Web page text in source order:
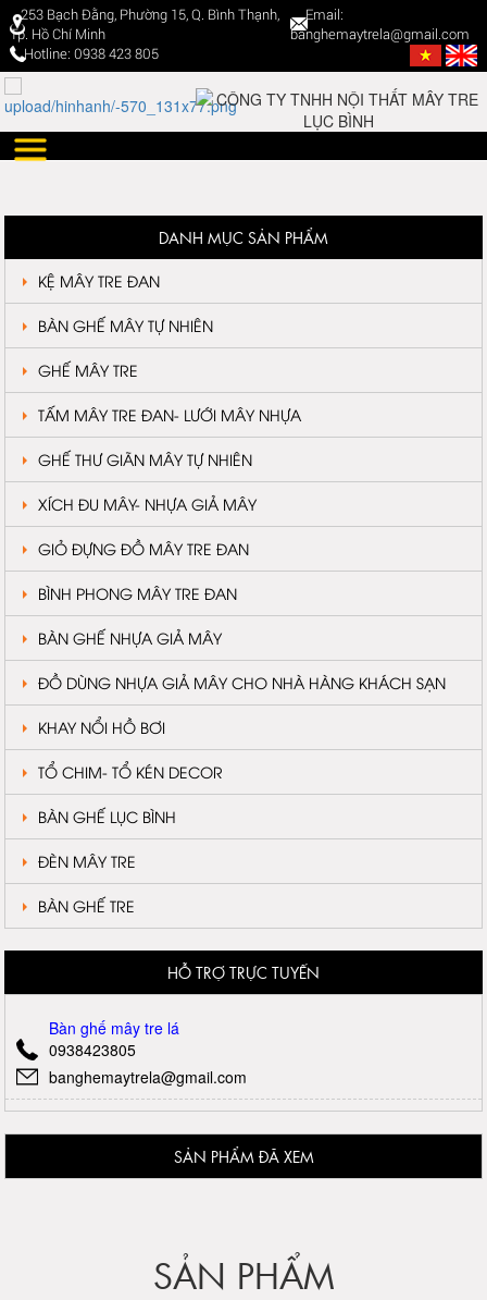
253 Bạch Đằng, Phường 15, Q. Bình Thạnh,
Tp. Hồ Chí Minh
Email:
banghemaytrela@gmail.com
Hotline: 0938 423 805
DANH MỤC SẢN PHẨM
KỆ MÂY TRE ĐAN
BÀN GHẾ MÂY TỰ NHIÊN
GHẾ MÂY TRE
TẤM MÂY TRE ĐAN- LƯỚI MÂY NHỰA
GHẾ THƯ GIÃN MÂY TỰ NHIÊN
XÍCH ĐU MÂY- NHỰA GIẢ MÂY
GIỎ ĐỰNG ĐỒ MÂY TRE ĐAN
BÌNH PHONG MÂY TRE ĐAN
BÀN GHẾ NHỰA GIẢ MÂY
ĐỒ DÙNG NHỰA GIẢ MÂY CHO NHÀ HÀNG KHÁCH SẠN
KHAY NỔI HỒ BƠI
TỔ CHIM- TỔ KÉN DECOR
BÀN GHẾ LỤC BÌNH
ĐÈN MÂY TRE
BÀN GHẾ TRE
HỖ TRỢ TRỰC TUYẾN
Bàn ghế mây tre lá
0938423805
banghemaytrela@gmail.com
SẢN PHẨM ĐÃ XEM
SẢN PHẨM